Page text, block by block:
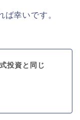
幸いです。
投資と同じ